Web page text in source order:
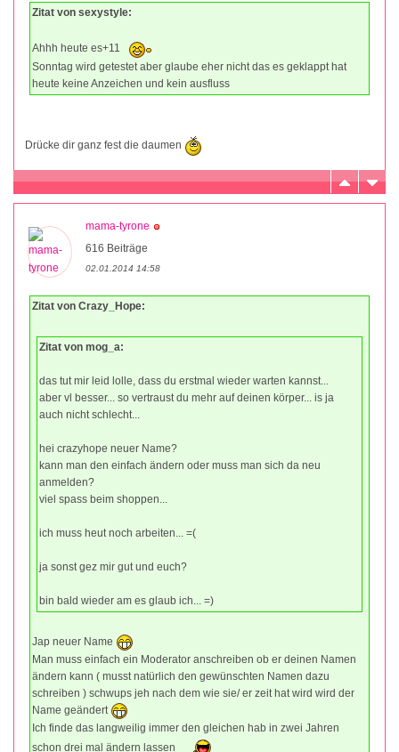
Zitat von sexystyle:
Ahhh heute es+11
Sonntag wird getestet aber glaube eher nicht das es geklappt hat
heute keine Anzeichen und kein ausfluss
Drücke dir ganz fest die daumen
mama-tyrone
616 Beiträge
02.01.2014 14:58
Zitat von Crazy_Hope:
Zitat von mog_a:
das tut mir leid lolle, dass du erstmal wieder warten kannst...
aber vl besser... so vertraust du mehr auf deinen körper... is ja
auch nicht schlecht...
hei crazyhope neuer Name?
kann man den einfach ändern oder muss man sich da neu
anmelden?
viel spass beim shoppen...
ich muss heut noch arbeiten... =(
ja sonst gez mir gut und euch?
bin bald wieder am es glaub ich... =)
Jap neuer Name
Man muss einfach ein Moderator anschreiben ob er deinen Namen
ändern kann ( musst natürlich den gewünschten Namen dazu
schreiben ) schwups jeh nach dem wie sie/ er zeit hat wird wird der
Name geändert
Ich finde das langweilig immer den gleichen hab in zwei Jahren
schon drei mal ändern lassen